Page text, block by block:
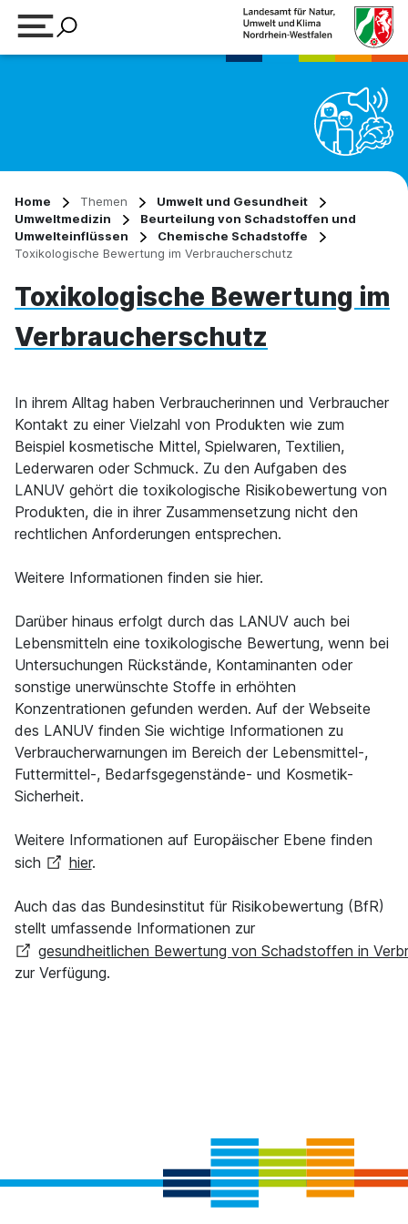
Home Themen
Umwelt und Gesundheit
Umweltmedizin
Beurteilung von Schadstoffen und
Umwelteinflüssen
Chemische Schadstoffe
Toxikologische Bewertung im Verbraucherschutz
Toxikologische Bewertung im
Verbraucherschutz
In ihrem Alltag haben Verbraucherinnen und Verbraucher
Kontakt zu einer Vielzahl von Produkten wie zum
Beispiel kosmetische Mittel, Spielwaren, Textilien,
Lederwaren oder Schmuck. Zu den Aufgaben des
LANUV gehört die toxikologische Risikobewertung von
Produkten, die in ihrer Zusammensetzung nicht den
rechtlichen Anforderungen entsprechen.
Weitere Informationen finden sie hier.
Darüber hinaus erfolgt durch das LANUV auch bei
Lebensmitteln eine toxikologische Bewertung, wenn bei
Untersuchungen Rückstände, Kontaminanten oder
sonstige unerwünschte Stoffe in erhöhten
Konzentrationen gefunden werden. Auf der Webseite
des LANUV finden Sie wichtige Informationen zu
Verbraucherwarnungen im Bereich der Lebensmittel-,
Futtermittel-, Bedarfsgegenstände- und Kosmetik-
Sicherheit.
Weitere Informationen auf Europäischer Ebene finden
sich
hier.
Auch das das Bundesinstitut für Risikobewertung (BfR)
stellt umfassende Informationen zur
gesundheitlichen Bewertung von Schadstoffen in
zur Verfügung.